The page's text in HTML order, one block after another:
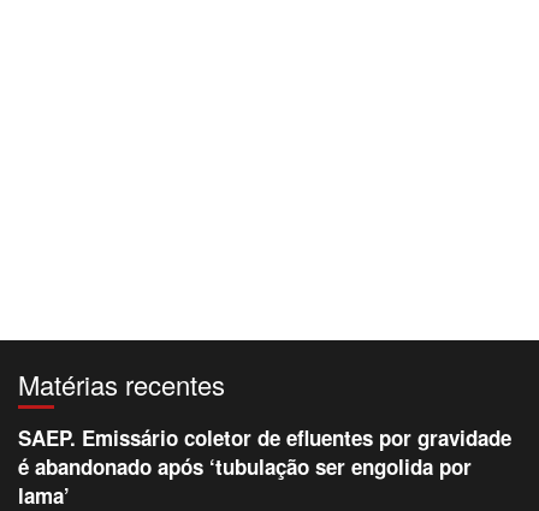
Matérias recentes
SAEP. Emissário coletor de efluentes por gravidade
é abandonado após ‘tubulação ser engolida por
lama’